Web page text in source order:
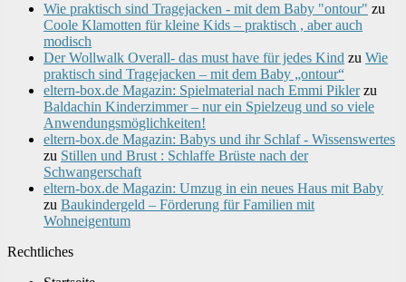
Wie praktisch sind Tragejacken - mit dem Baby "ontour" zu
Coole Klamotten für kleine Kids – praktisch , aber auch
modisch
Der Wollwalk Overall- das must have für jedes Kind zu Wie
praktisch sind Tragejacken – mit dem Baby „ontour“
eltern-box.de Magazin: Spielmaterial nach Emmi Piklerzu
Baldachin Kinderzimmer – nur ein Spielzeug und so viele
Anwendungsmöglichkeiten!
eltern-box.de Magazin: Babys und ihr Schlaf - Wissenswertes
zu Stillen und Brust : Schlaffe Brüste nach der
Schwangerschaft
eltern-box.de Magazin: Umzug in ein neues Haus mit Baby
zu Baukindergeld – Förderung für Familien mit
Wohneigentum
Rechtliches